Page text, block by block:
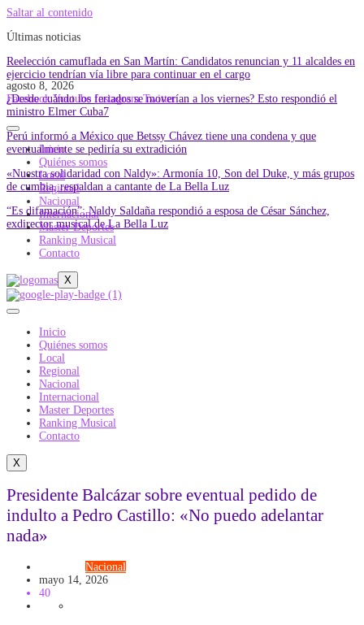
Saltar al contenido
Últimas noticias
Reelección camuflada en San Martín: Candidatos renuncian y 11 alcaldes en
ejercicio tendrían vía libre para continuar en el cargo
¿Desde cuándo los feriados se moverían a los viernes? Esto respondió el
ministro Elmer Cuba7
Perú informó a México que Betssy Chávez tiene una condena y que
eventualmente se pediría su extradición
«Nuestra solidaridad con Naldy»: Armonía 10, Son del Duke, y más grupos
de cumbia, respaldan a cantante de La Bella Luz
“Es difamación”: Naldy Saldaña respondió a esposa de César Sánchez,
exdirector musical de La Bella Luz
agosto 8, 2026
Facebook Youtube Instagram Twitter
Inicio
Quiénes somos
Local
Regional
Nacional
Internacional
Master Deportes
Ranking Musical
Contacto
X
Inicio
Quiénes somos
Local
Regional
Nacional
Internacional
Master Deportes
Ranking Musical
Contacto
X
Presidente Balcázar sobre eventual pedido de
indulto a Pedro Castillo: «No puedo adelantar
nada»
Nacional
mayo 14, 2026
40